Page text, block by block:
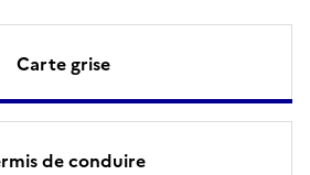
Carte grise
de conduire